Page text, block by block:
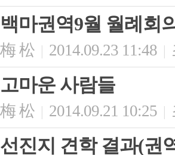
백마권역9월 월례회
梅 松 | 2014.09.23 11:48 |
고마운 사람들
梅 松 | 2014.09.21 10:25 |
선진지 견학 결과(권